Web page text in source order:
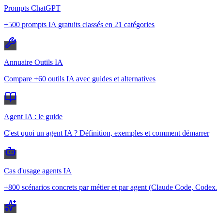
Prompts ChatGPT
+500 prompts IA gratuits classés en 21 catégories
Annuaire Outils IA
Compare +60 outils IA avec guides et alternatives
Agent IA : le guide
C'est quoi un agent IA ? Définition, exemples et comment démarrer
Cas d'usage agents IA
+800 scénarios concrets par métier et par agent (Claude Code,